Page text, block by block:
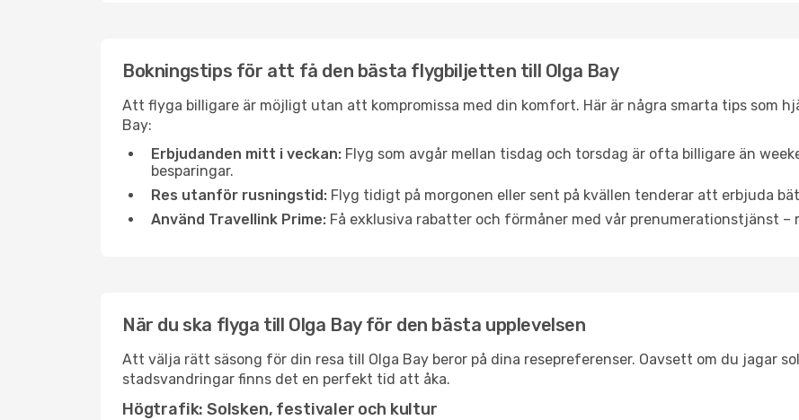
Bokningstips för att få den bästa flygbiljetten till Olga Bay
Att flyga billigare är möjligt utan att kompromissa med din komfort. Här är några smarta tips som
Bay:
Erbjudanden mitt i veckan: Flyg som avgår mellan tisdag och torsdag är ofta billigare än
besparingar.
Res utanför rusningstid: Flyg tidigt på morgonen eller sent på kvällen tenderar att erbjuda
Använd Travellink Prime: Få exklusiva rabatter och förmåner med vår prenumerationstjänst –
När du ska flyga till Olga Bay för den bästa upplevelsen
Att välja rätt säsong för din resa till Olga Bay beror på dina resepreferenser. Oavsett om du jagar
stadsvandringar finns det en perfekt tid att åka.
Högtrafik: Solsken, festivaler och kultur